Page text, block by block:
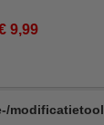
9,99
modificatietool